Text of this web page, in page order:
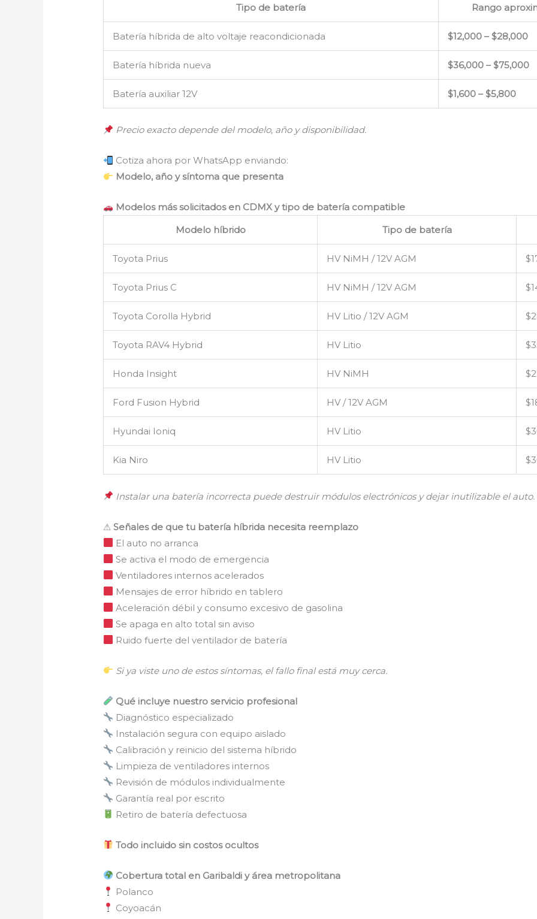
Tipo de batería
Rango
Batería híbrida de alto voltaje reacondicionada $12,000 – $28,000
Batería híbrida nueva $36,000 – $75,000
Batería auxiliar 12V $1,600 – $5,800
Precio exacto depende del modelo, año y disponibilidad.
Cotiza ahora por WhatsApp enviando:
Modelo, año y síntoma que presenta
Modelos más solicitados en CDMX y tipo de batería compatible
Modelo híbrido
Tipo de batería
Toyota Prius HV NiMH / 12V AGM
Toyota Prius C HV NiMH / 12V AGM
Toyota Corolla Hybrid HV Litio / 12V AGM
Toyota RAV4 Hybrid HV Litio
Honda Insight HV NiMH
Ford Fusion Hybrid HV / 12V AGM
Hyundai Ioniq HV Litio
Kia Niro HV Litio
Instalar una batería incorrecta puede destruir módulos electrónicos y dejar inutilizable el auto.
⚠Señales de que tu batería híbrida necesita reemplazo
El auto no arranca
Se activa el modo de emergencia
Ventiladores internos acelerados
Mensajes de error híbrido en tablero
Aceleración débil y consumo excesivo de gasolina
Se apaga en alto total sin aviso
Ruido fuerte del ventilador de batería
Si ya viste uno de estos síntomas, el fallo final está muy cerca.
Qué incluye nuestro servicio profesional
Diagnóstico especializado
Instalación segura con equipo aislado
Calibración y reinicio del sistema híbrido
Limpieza de ventiladores internos
Revisión de módulos individualmente
Garantía real por escrito
Retiro de batería defectuosa
Todo incluido sin costos ocultos
Cobertura total en Garibaldi y área metropolitana
Polanco
Coyoacán